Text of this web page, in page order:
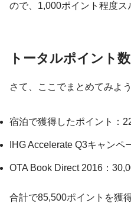
ので、1,000ポイント程度ス
トータルポイント数
さて、ここでまとめてみよう
宿泊で獲得したポイント：
IHG Accelerate Q3キャンペ
OTA Book Direct 2016：
合計で85,500ポイントを獲